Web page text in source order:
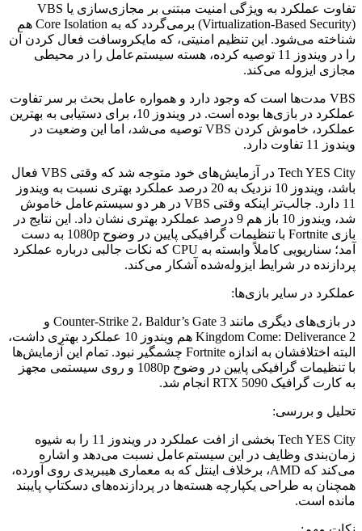
تفاوت عملکرد به ویژگی امنیت مبتنی بر مجازی‌سازی یا VBS
(Virtualization-Based Security) برمی‌گردد که به Core Isolation هم
شناخته می‌شود. این تنظیم امنیتی، که مایکروسافت فعال کردن آن
را در ویندوز 11 توصیه کرده، هسته سیستم‌عامل را در محیطی
مجازی ایزوله می‌کند.
VBS مدت‌ها است که وجود دارد و همواره عامل بحث بر سر تفاوت
عملکرد در بازی‌ها بوده است. در ویندوز 10، برای دستیابی به بهترین
عملکرد، خاموش کردن VBS توصیه می‌شد، اما این وضعیت در
ویندوز 11 تفاوت دارد.
Tech YES City در آزمایش‌های خود متوجه شد که وقتی VBS فعال
باشد، ویندوز 10 نزدیک به 20 درصد عملکرد بهتری نسبت به ویندوز
11 دارد. جالب‌تر اینکه وقتی VBS در هر دو سیستم‌عامل خاموش
شد، ویندوز 10 باز هم 9 درصد عملکرد بهتری نشان داد. این نتایج در
بازی Fortnite با تنظیمات گرافیکی پایین در وضوح 1080p به دست
آمد؛ سناریویی کاملاً وابسته به CPU که نکات جالبی درباره عملکرد
پردازنده در شرایط ایزوله‌شده آشکار می‌کند.
عملکرد در سایر بازی‌ها:
در بازی‌های دیگری مانند Counter-Strike 2، Baldur’s Gate 3 و
Kingdom Come: Deliverance 2 هم ویندوز 10 عملکرد بهتری داشت،
البته اختلافشان به اندازه Fortnite چشمگیر نبود. تمام این آزمایش‌ها
با تنظیمات گرافیکی پایین در وضوح 1080p و روی سیستمی مجهز
به کارت گرافیک RTX 5090 انجام شد.
تحلیل و بررسی:
Tech YES City بخشی از افت عملکرد در ویندوز 11 را به شیوه
زمان‌بندی وظایف در این سیستم‌عامل نسبت می‌دهد و اشاره
می‌کند که AMD، برخلاف اینتل که به معماری هیبریدی روی آورده،
همچنان به طراحی یکپارچه هسته‌ها در پردازنده‌های دسکتاپ پایبند
مانده است.